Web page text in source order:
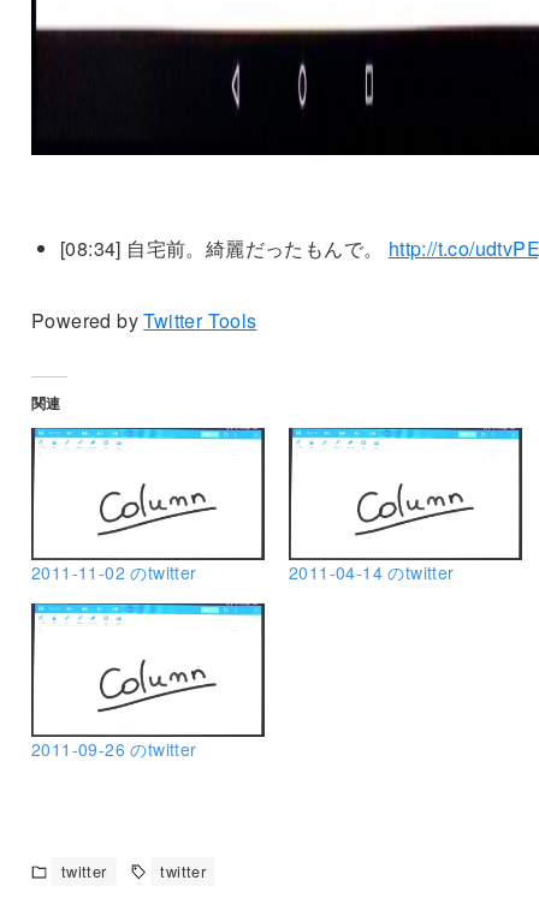
[08:34] 自宅前。綺麗だったもんで。 http://t.co/
Powered byTwitter Tools
関連
2011-11-02 のtwitter 2011-04-14 のtwitter
2011-09-26 のtwitter
twitter twitter